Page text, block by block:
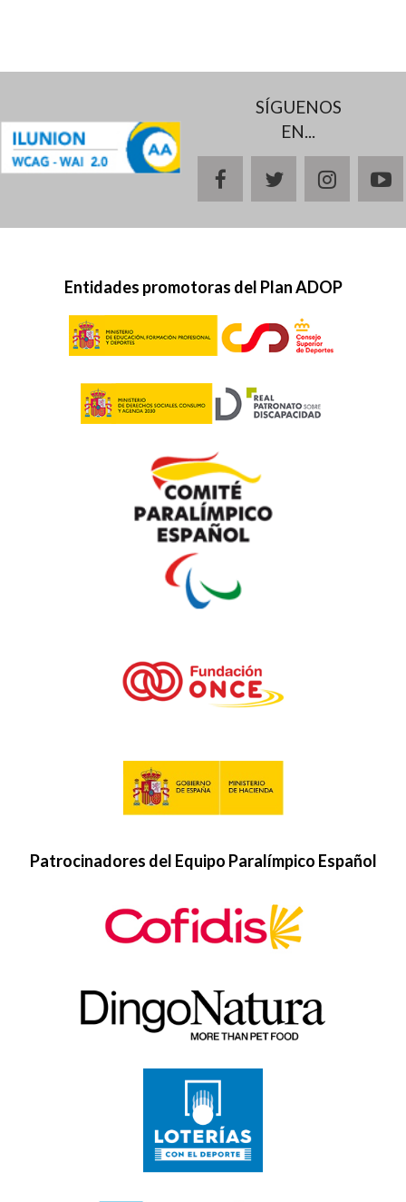
SÍGUENOS
EN...
facebooktwitter
Entidades promotoras del Plan ADOP
Patrocinadores del Equipo Paralímpico Español